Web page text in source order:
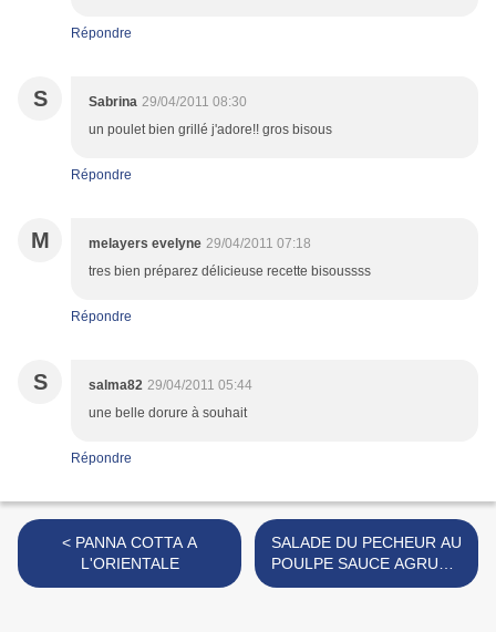
Répondre
S Sabrina 29/04/2011 08:30
un poulet bien grillé j'adore!! gros bisous
Répondre
M melayers evelyne 29/04/2011 07:18
tres bien préparez délicieuse recette bisoussss
Répondre
S salma82 29/04/2011 05:44
une belle dorure à souhait
Répondre
< PANNA COTTA A
L'ORIENTALE
SALADE DU PECHEUR AU
POULPE SAUCE AGRUME
>